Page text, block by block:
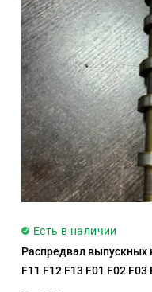
Есть в наличии
Распредвал выпускных
F11 F12 F13 F01 F02 F03